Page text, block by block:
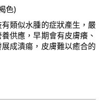
色)
類似水腫的症狀產生，嚴
供應，早期會有皮膚癢、
成潰瘍，皮膚難以癒合的